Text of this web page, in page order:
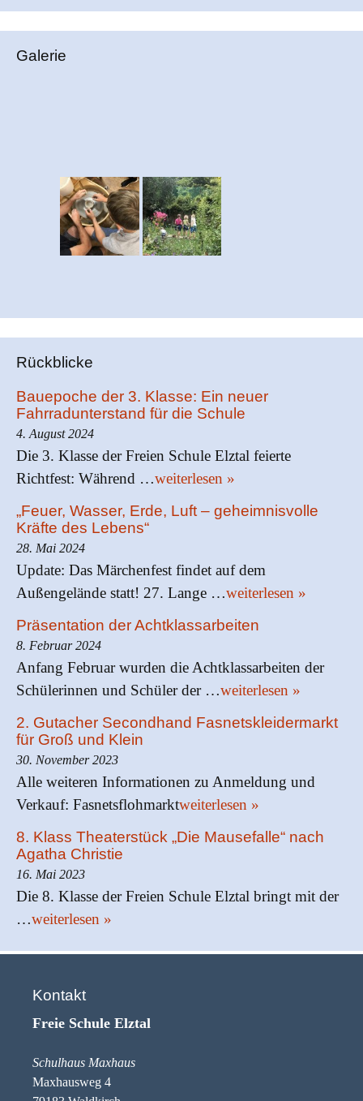
Galerie
Rückblicke
Bauepoche der 3. Klasse: Ein neuer
Fahrradunterstand für die Schule
4. August 2024
Die 3. Klasse der Freien Schule Elztal feierte
Richtfest: Während …weiterlesen »
„Feuer, Wasser, Erde, Luft – geheimnisvolle
Kräfte des Lebens“
28. Mai 2024
Update: Das Märchenfest findet auf dem
Außengelände statt! 27. Lange …weiterlesen »
Präsentation der Achtklassarbeiten
8. Februar 2024
Anfang Februar wurden die Achtklassarbeiten der
Schülerinnen und Schüler der …weiterlesen »
2. Gutacher Secondhand Fasnetskleidermarkt
für Groß und Klein
30. November 2023
Alle weiteren Informationen zu Anmeldung und
Verkauf: Fasnetsflohmarktweiterlesen »
8. Klass Theaterstück „Die Mausefalle“ nach
Agatha Christie
16. Mai 2023
Die 8. Klasse der Freien Schule Elztal bringt mit der
…weiterlesen »
Kontakt
Freie Schule Elztal
Schulhaus Maxhaus
Maxhausweg 4